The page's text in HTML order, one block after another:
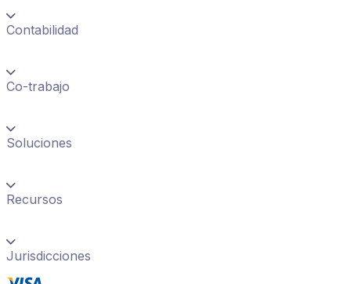
Contabilidad
Co-trabajo
Soluciones
Recursos
Jurisdicciones